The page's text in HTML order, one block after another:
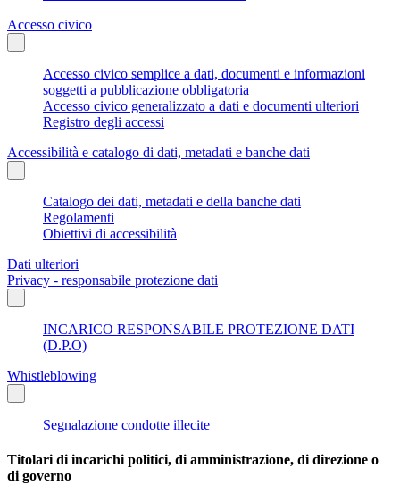
Accesso civico
Accesso civico semplice a dati, documenti e informazioni
soggetti a pubblicazione obbligatoria
Accesso civico generalizzato a dati e documenti ulteriori
Registro degli accessi
Accessibilità e catalogo di dati, metadati e banche dati
Catalogo dei dati, metadati e della banche dati
Regolamenti
Obiettivi di accessibilità
Dati ulteriori
Privacy - responsabile protezione dati
INCARICO RESPONSABILE PROTEZIONE DATI
(D.P.O)
Whistleblowing
Segnalazione condotte illecite
Titolari di incarichi politici, di amministrazione, di direzione o
di governo